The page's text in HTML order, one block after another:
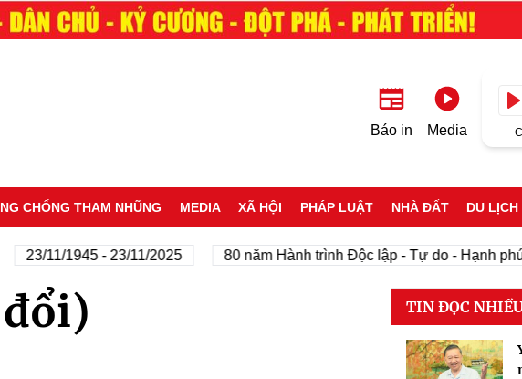
Báo in Media
CHỐNG THAM NHŨNG MEDIA XÃ HỘI PHÁP LUẬT NHÀ ĐẤT DU LỊCH
23/11/1945 - 23/11/2025 80 năm Hành trình Độc lập - Tự do - Hạnh phúc
TIN ĐỌC